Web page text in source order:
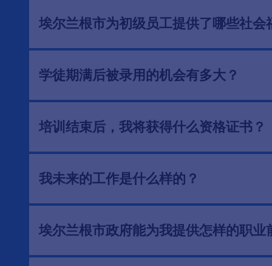
埃尔兰根市为初级员工提供了哪些社会
学徒期满后被录用的机会有多大？
培训结束后，我将获得什么资格证书？
我未来的工作是什么样的？
埃尔兰根市政府能为我提供怎样的职业